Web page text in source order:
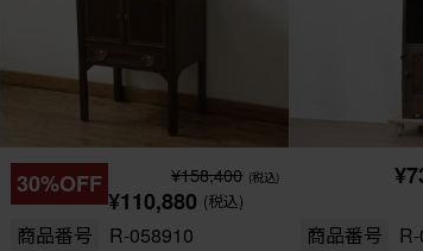
30%OFF ¥158,400 (税込)
¥110,880 (税込)
商品番号 R-058910 商品番号